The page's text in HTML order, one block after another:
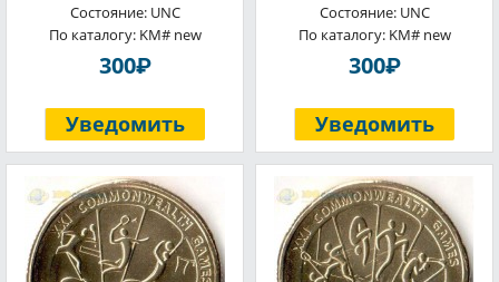
Состояние: UNC
По каталогу: KM# new
300P
Уведомить
Состояние: UNC
По каталогу: KM# new
300P
Уведомить